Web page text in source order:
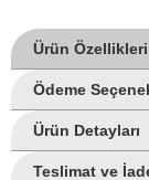
Ürün Özellikleri
Ödeme
Ürün Detayları
Teslimat ve